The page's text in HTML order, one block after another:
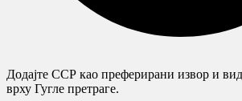
Додајте ССР као преферирани извор и
врху Гугле претраге.